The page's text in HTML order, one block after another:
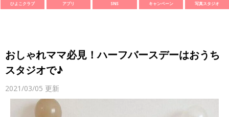
ひよこクラブ アプリ SNS キャンペーン 写真スタジオ
おしゃれママ必見！ハーフバースデーはおうち
スタジオで♪
2021/03/05 更新